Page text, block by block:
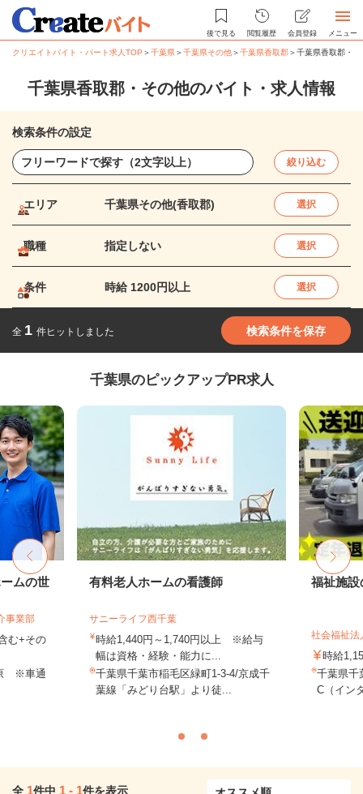
後で見る 閲覧履歴 会員登録 メニュー
クリエイトバイト・パート求人TOP ＞千葉県＞千葉県その他＞千葉県香取郡＞千葉県香取郡・
千葉県香取郡・その他のバイト・求人情報
検索条件の設定
絞り込む
エリア 千葉県その他(香取郡) 選択
職種 指定しない 選択
条件 時給 1200円以上 選択
全 1 件ヒットしました 検索条件を保存
千葉県のピックアップPR求人
ムの世
事業部
む+その
※車通
有料老人ホームの看護師
サニーライフ西千葉
時給1,440円～1,740円以上 ※給与
幅は資格・経験・能力に...
千葉県千葉市稲毛区緑町1-3-4/京成千
葉線「みどり台駅」より徒...
福祉施設
社会福祉
時給
千葉県
C（イン
全 1件中 1 - 1件を表示